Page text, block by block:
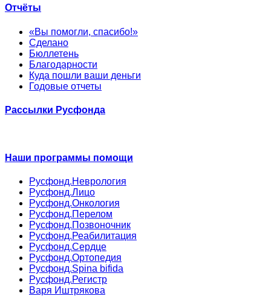
Отчёты
«Вы помогли, спасибо!»
Сделано
Бюллетень
Благодарности
Куда пошли ваши деньги
Годовые отчеты
Рассылки Русфонда
Наши программы помощи
Русфонд.Неврология
Русфонд.Лицо
Русфонд.Онкология
Русфонд.Перелом
Русфонд.Позвоночник
Русфонд.Реабилитация
Русфонд.Сердце
Русфонд.Ортопедия
Русфонд.Spina bifida
Русфонд.Регистр
Варя Иштрякова